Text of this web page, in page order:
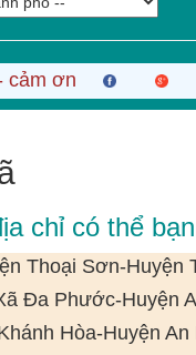
cảm ơn
chỉ có thể
Thoại Sơn-Huyện
Đa Phước-Huyện
Hòa-Huyện An